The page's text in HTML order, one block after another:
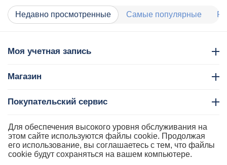
Недавно просмотренные Самые популярные
Моя учетная запись
Магазин
Покупательский сервис
Контакты
Для обеспечения высокого уровня обслуживания на
этом сайте используются файлы cookie. Продолжая
его использование, вы соглашаетесь с тем, что файлы
cookie будут сохраняться на вашем компьютере.